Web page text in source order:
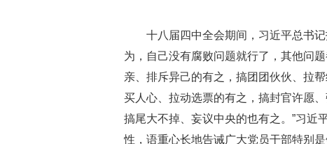
十八届四中全会期间，习近平总书
为，自己没有腐败问题就行了，其他问
亲、排斥异己的有之，搞团团伙伙、拉
买人心、拉动选票的有之，搞封官许愿
搞尾大不掉、妄议中央的也有之。”习近
性，语重心长地告诫广大党员干部特别